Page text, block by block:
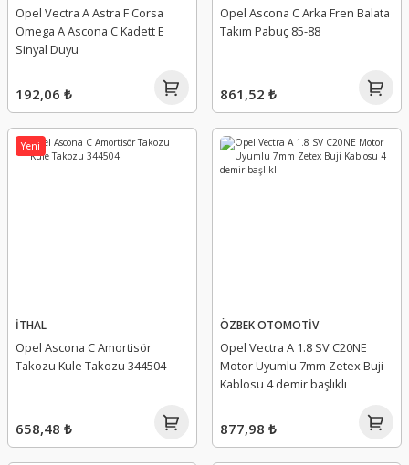
Opel Vectra A Astra F Corsa
Omega A Ascona C Kadett E
Sinyal Duyu
192,06 ₺
Opel Ascona C Arka Fren Balata
Takım Pabuç 85-88
861,52 ₺
Yeni
İTHAL
Opel Ascona C Amortisör
Takozu Kule Takozu 344504
658,48 ₺
ÖZBEK OTOMOTİV
Opel Vectra A 1.8 SV C20NE
Motor Uyumlu 7mm Zetex Buji
Kablosu 4 demir başlıklı
877,98 ₺